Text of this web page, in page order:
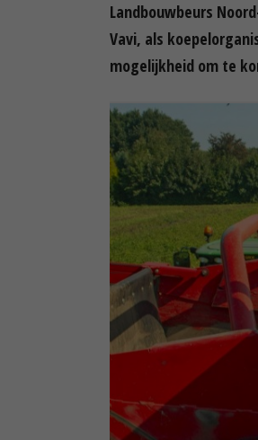
Landbouwbeurs
Vavi, als
mogelijkheid om te